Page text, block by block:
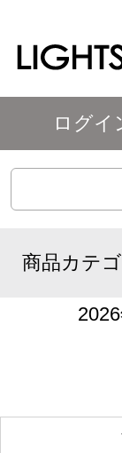
ログイ
商品カテ